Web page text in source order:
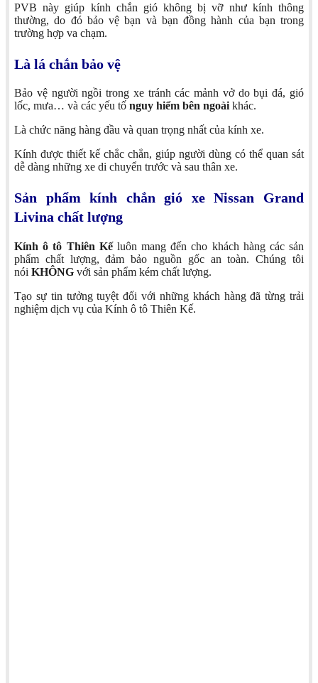
PVB này giúp kính chắn gió không bị vỡ như kính thông
thường, do đó bảo vệ bạn và bạn đồng hành của bạn trong
trường hợp va chạm.
Là lá chắn bảo vệ
Bảo vệ người ngồi trong xe tránh các mảnh vở do bụi đá, gió
lốc, mưa… và các yếu tố nguy hiểm bên ngoàikhác.
Là chức năng hàng đầu và quan trọng nhất của kính xe.
Kính được thiết kế chắc chắn, giúp người dùng có thể quan sát
dễ dàng những xe di chuyển trước và sau thân xe.
Sản phẩm kính chắn gió xe Nissan Grand
Livina chất lượng
Kính ô tô Thiên Kếluôn mang đến cho khách hàng các sản
phẩm chất lượng, đảm bảo nguồn gốc an toàn. Chúng tôi
nói KHÔNG với sản phẩm kém chất lượng.
Tạo sự tin tưởng tuyệt đối với những khách hàng đã từng trải
nghiệm dịch vụ của Kính ô tô Thiên Kế.